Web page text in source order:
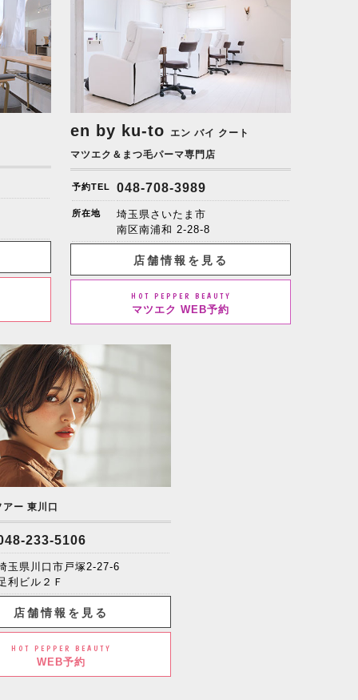
en by ku-to
エン バイ クート
マツエク＆まつ毛パーマ専門店
予約TEL 048-708-3989
所在地
埼玉県さいたま市
南区南浦和 2-28-8
店舗情報を見る
HOT PEPPER BEAUTY
マツエク WEB予約
アー 東川口
233-5106
玉県川口市戸塚2-27-6
利ビル２Ｆ
店舗情報を見る
HOT PEPPER BEAUTY
WEB予約